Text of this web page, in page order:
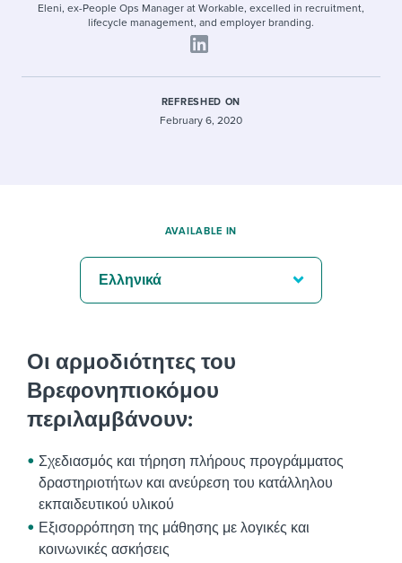
Eleni, ex-People Ops Manager at Workable, excelled in recruitment,
lifecycle management, and employer branding.
REFRESHED ON
February 6, 2020
Οι αρμοδιότητες του
Βρεφονηπιοκόμου
περιλαμβάνουν:
Σχεδιασμός και τήρηση πλήρους προγράμματος
δραστηριοτήτων και ανεύρεση του κατάλληλου
εκπαιδευτικού υλικού
Εξισορρόπηση της μάθησης με λογικές και
κοινωνικές ασκήσεις
AVAILABLE IN
Ελληνικά